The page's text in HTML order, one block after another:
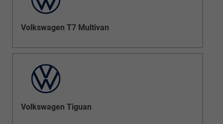
Volkswagen T7 Multivan
Volkswagen Tiguan